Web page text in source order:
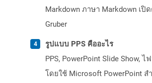
Markdown ภาษา Markdown เปิ
Gruber
รูปแบบ PPS คืออะไร
PPS, PowerPoint Slide Show, ไ
โดยใช้ Microsoft PowerPoint ส